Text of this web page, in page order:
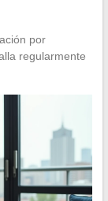
por
regularmente